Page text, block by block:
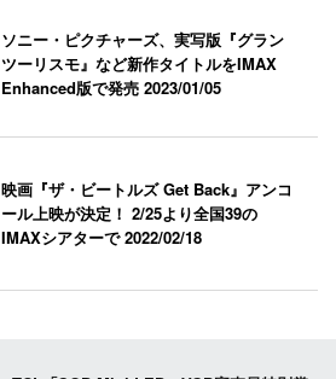
ソニー・ピクチャーズ、実写版『グラン
ツーリスモ』など新作タイトルをIMAX
Enhanced版で発売2023/01/05
映画『ザ・ビートルズ Get Back』アンコ
ール上映が決定！ 2/25より全国39の
IMAXシアターで2022/02/18